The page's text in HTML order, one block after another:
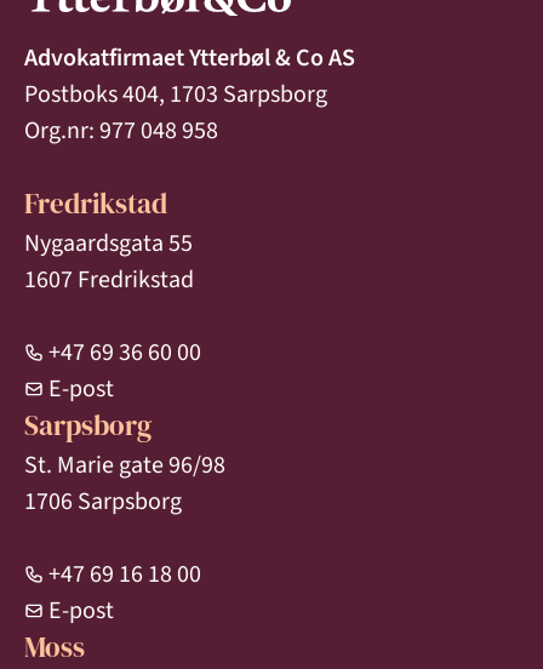
Advokatfirmaet Ytterbøl & Co AS
Postboks 404, 1703 Sarpsborg
Org.nr: 977 048 958
Fredrikstad
Nygaardsgata 55
1607 Fredrikstad
+47 69 36 60 00
E-post
Sarpsborg
St. Marie gate 96/98
1706 Sarpsborg
+47 69 16 18 00
E-post
Moss